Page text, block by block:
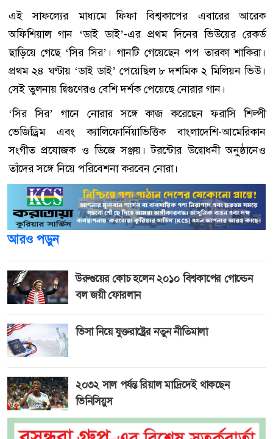
এই সাফল্যের মাধ্যমে ফিফা বিশ্বকাপের এবারের আরেক
অফিশিয়াল গান ‘ডাই ডাই’-এর প্রথম দিনের ভিউয়ের রেকর্ড
ছাড়িয়ে গেছে ‘সির সির’। গানটি গেয়েছেন পপ তারকা শাকিরা।
প্রথম ২৪ ঘণ্টায় ‘ডাই ডাই’ পেয়েছিল ৮ দশমিক ২ মিলিয়ন ভিউ।
সেই তুলনায় দ্বিগুণেরও বেশি দর্শক পেয়েছে নোরার গান।
‘সির সির’ গানে নোরার সঙ্গে কাজ করেছেন ফরাসি শিল্পী
ভেজিড্রিম এবং ক্যালিফোর্নিয়াভিত্তিক বাংলাদেশি-আমেরিকান
সংগীত প্রযোজক ও ডিজে সঞ্জয়। টরন্টোর উদ্বোধনী অনুষ্ঠানেও
তাঁদের সঙ্গে নিয়ে পরিবেশনা করবেন নোরা।
আরও পড়ুন
উরুগুয়ের কোচ হলেন ২০১০ বিশ্বকাপের গোল্ডেন
বল জয়ী ফোরলান
ভিসা নিয়ে যুক্তরাষ্ট্রের নতুন নীতিমালা
২০৩২ সাল পর্যন্ত রিয়াল মাদ্রিদেই থাকছেন
ভিনিসিয়ুস